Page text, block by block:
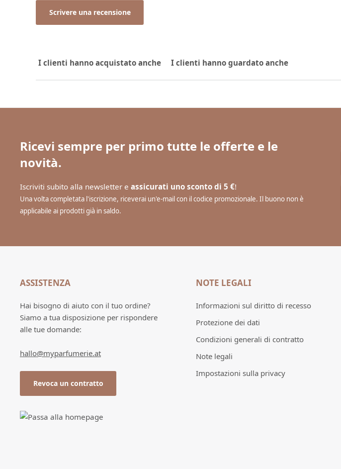
Scrivere una recensione
I clienti hanno acquistato anche I clienti hanno guardato anche
Ricevi sempre per primo tutte le offerte e le
novità.
Iscriviti subito alla newsletter e assicurati uno sconto di 5 €!
Una volta completata l'iscrizione, riceverai un'e-mail con il codice promozionale. Il buono non è
applicabile ai prodotti già in saldo.
ASSISTENZA
Hai bisogno di aiuto con il tuo ordine?
Siamo a tua disposizione per rispondere
alle tue domande:
hallo@myparfumerie.at
Revoca un contratto
NOTE LEGALI
Informazioni sul diritto di recesso
Protezione dei dati
Condizioni generali di contratto
Note legali
Impostazioni sulla privacy